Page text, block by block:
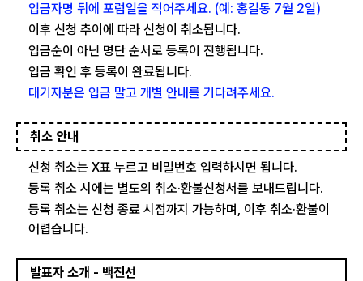
입금자명 뒤에 포럼일을 적어주세요. (예: 홍길동 7월 2일)
이후 신청 추이에 따라 신청이 취소됩니다.
입금순이 아닌 명단 순서로 등록이 진행됩니다.
입금 확인 후 등록이 완료됩니다.
대기자분은 입금 말고 개별 안내를 기다려주세요.
취소 안내
신청 취소는 X표 누르고 비밀번호 입력하시면 됩니다.
등록 취소 시에는 별도의 취소·환불신청서를 보내드립니다.
등록 취소는 신청 종료 시점까지 가능하며, 이후 취소·환불이
어렵습니다.
발표자 소개 - 백진선